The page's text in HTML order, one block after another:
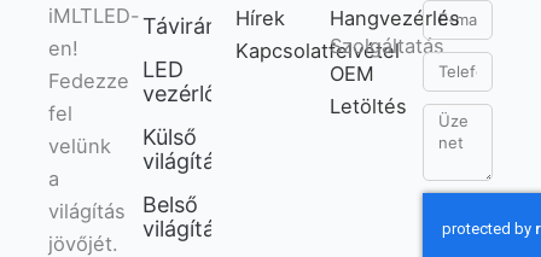
iMLTLED-
en!
Fedezze
fel
velünk
a
világítás
jövőjét.
Távirányító
LED
vezérlő
Külső
világítás
Belső
világítás
Hírek
Kapcsolatfelvétel
Hangvezérlés
Szolgáltatás
OEM
Letöltés
E-
mail
Telefon
Üzenet